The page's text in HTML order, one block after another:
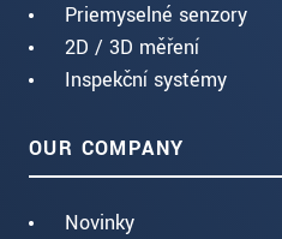
Priemyselné senzory
2D / 3D měření
Inspekční systémy
OUR COMPANY
Novinky